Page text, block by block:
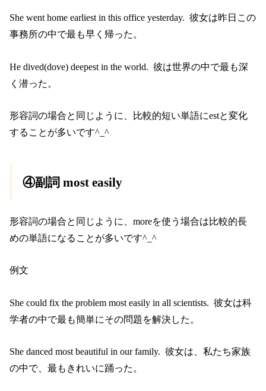
She went home earliest in this office yesterday. 彼女は昨日この
事務所の中で最も早く帰った。
He dived(dove) deepest in the world. 彼は世界の中で最も深
く潜った。
形容詞の場合と同じように、比較的短い単語にestと変化
することが多いです^_^
④副詞 most easily
形容詞の場合と同じように、moreを使う場合は比較的長
めの単語になることが多いです^_^
例文
She could fix the problem most easily in all scientists. 彼女は科
学者の中で最も簡単にその問題を解決した。
She danced most beautiful in our family. 彼女は、私たち家族
の中で、最もきれいに踊った。